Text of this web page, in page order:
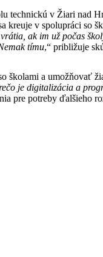
technickú v Žiari nad
kreuje v spolupráci so
ak im už počas
tímu,“ približuje
školami a umožňovať
je digitalizácia a
pre potreby ďalšieho